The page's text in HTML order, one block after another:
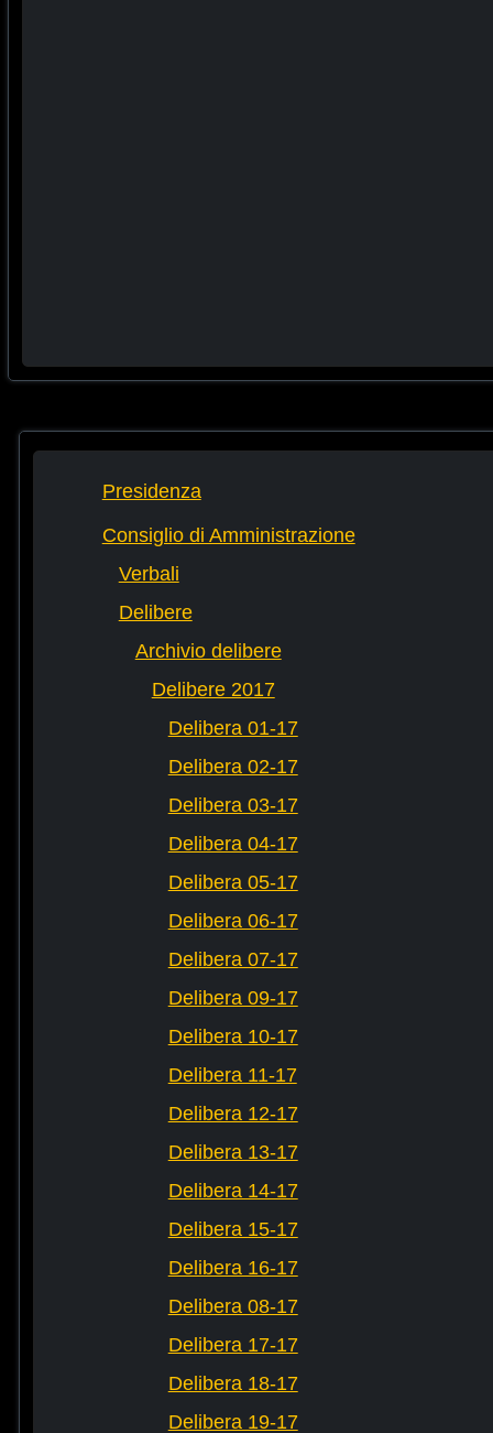
Presidenza
Consiglio di Amministrazione
Verbali
Delibere
Archivio delibere
Delibere 2017
Delibera 01-17
Delibera 02-17
Delibera 03-17
Delibera 04-17
Delibera 05-17
Delibera 06-17
Delibera 07-17
Delibera 09-17
Delibera 10-17
Delibera 11-17
Delibera 12-17
Delibera 13-17
Delibera 14-17
Delibera 15-17
Delibera 16-17
Delibera 08-17
Delibera 17-17
Delibera 18-17
Delibera 19-17